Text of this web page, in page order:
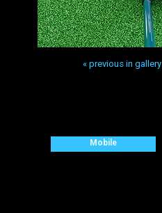
« previous in gallery
Mobile